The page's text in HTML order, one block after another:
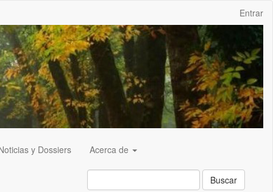
Entrar
y Dossiers Acerca de
Buscar